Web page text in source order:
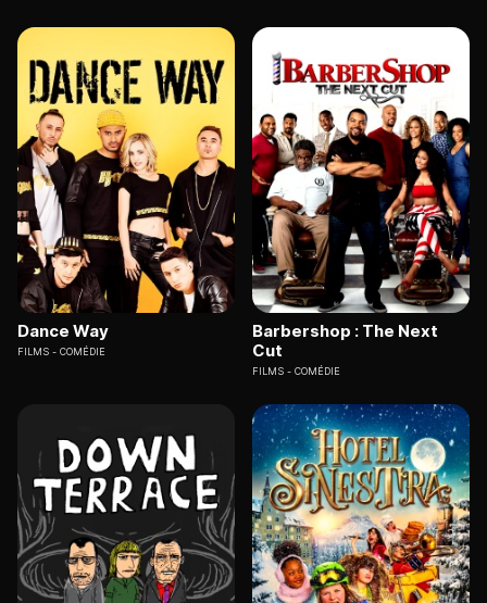
Dance Way
FILMS COMÉDIE
Barbershop : The Next
Cut
FILMS COMÉDIE